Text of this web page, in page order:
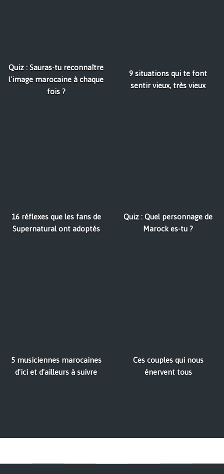
Quiz : Sauras-tu reconnaître
l'image marocaine à chaque
fois ?
9 situations qui te font
sentir vieux, très vieux
16 réflexes que les fans de
Supernatural ont adoptés
Quiz : Quel personnage de
Marock es-tu ?
5 musiciennes marocaines
d'ici et d'ailleurs à suivre
Ces couples qui nous
énervent tous